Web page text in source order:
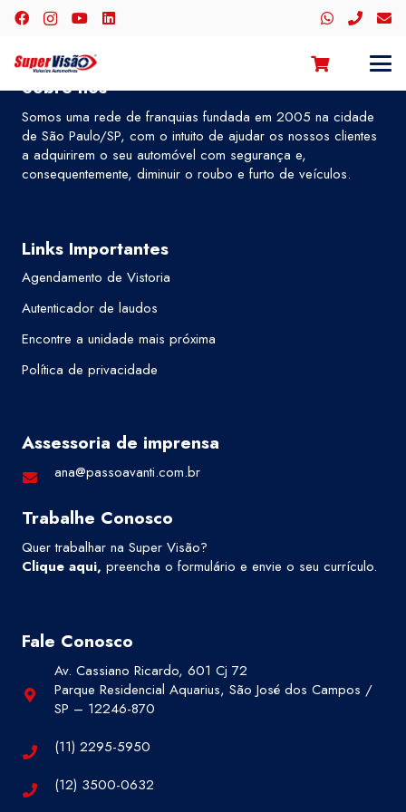
Sobre nós
Somos uma rede de franquias fundada em 2005 na cidade
de São Paulo/SP, com o intuito de ajudar os nossos clientes
a adquirirem o seu automóvel com segurança e,
consequentemente, diminuir o roubo e furto de veículos.
Links Importantes
Agendamento de Vistoria
Autenticador de laudos
Encontre a unidade mais próxima
Política de privacidade
Assessoria de imprensa
ana@passoavanti.com.br
Trabalhe Conosco
Quer trabalhar na Super Visão?
Clique aqui, preencha o formulário e envie o seu currículo.
Fale Conosco
Av. Cassiano Ricardo, 601 Cj 72
Parque Residencial Aquarius, São José dos Campos /
SP – 12246-870
(11) 2295-5950
(12) 3500-0632